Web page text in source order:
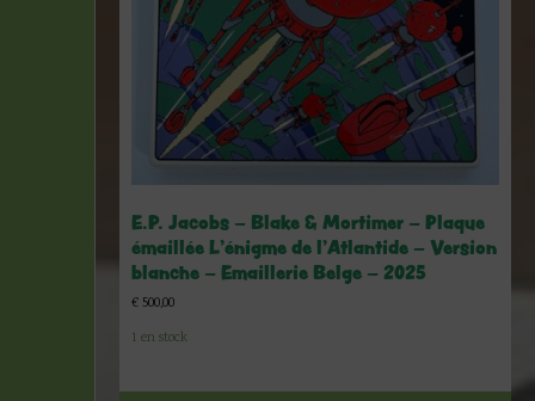
E.P. Jacobs – Blake & Mortimer – Plaque
émaillée L’énigme de l’Atlantide – Version
blanche – Emaillerie Belge – 2025
€ 500,00
1 en stock